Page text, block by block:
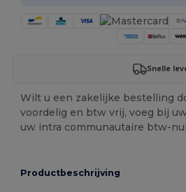
Snelle
Wilt u een zakelijke bestelling
voordelig en btw vrij, voeg bij
uw intra communautaire btw-
Productbeschrijving